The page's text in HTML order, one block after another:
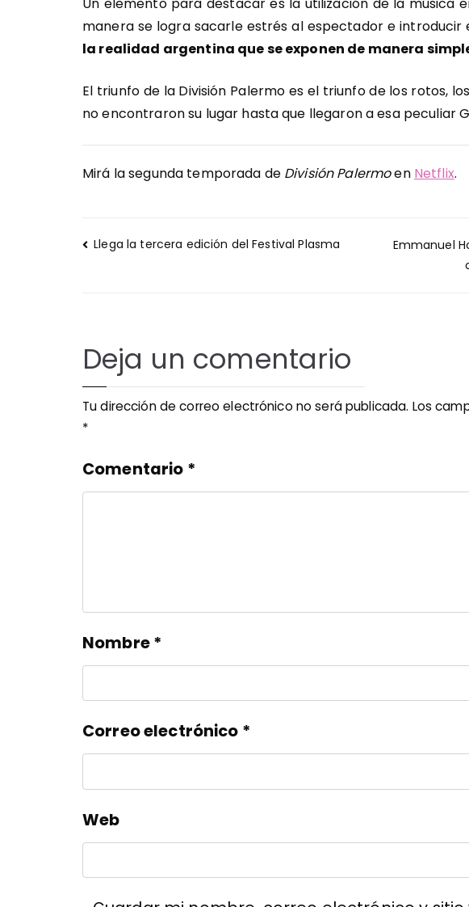
manera se logra sacarle estrés al espectador e introducir
la realidad argentina que se exponen de manera
El triunfo de la División Palermo es el triunfo de los rotos,
no encontraron su lugar hasta que llegaron a esa peculiar
Mirá la segunda temporada de División Palermoen Netflix.
Navegación
Llega la tercera edición del Festival Plasma
Emmanuel
Deja un comentario
Tu dirección de correo electrónico no será publicada. Los
*
Comentario *
Nombre*
Correo electrónico *
Web